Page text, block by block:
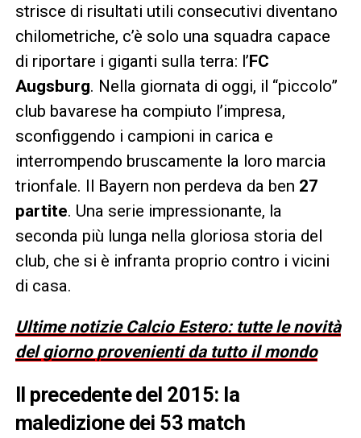
strisce di risultati utili consecutivi diventano
chilometriche, c’è solo una squadra capace
di riportare i giganti sulla terra: l’FC
Augsburg. Nella giornata di oggi, il “piccolo”
club bavarese ha compiuto l’impresa,
sconfiggendo i campioni in carica e
interrompendo bruscamente la loro marcia
trionfale. Il Bayern non perdeva da ben 27
partite. Una serie impressionante, la
seconda più lunga nella gloriosa storia del
club, che si è infranta proprio contro i vicini
di casa.
Ultime notizie Calcio Estero: tutte le novità
del giorno provenienti da tutto il mondo
Il precedente del 2015: la
maledizione dei 53 match